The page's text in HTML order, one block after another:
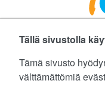
Tällä sivustolla
Tämä sivusto
välttämättömiä
Facebookissa
©Etelä-